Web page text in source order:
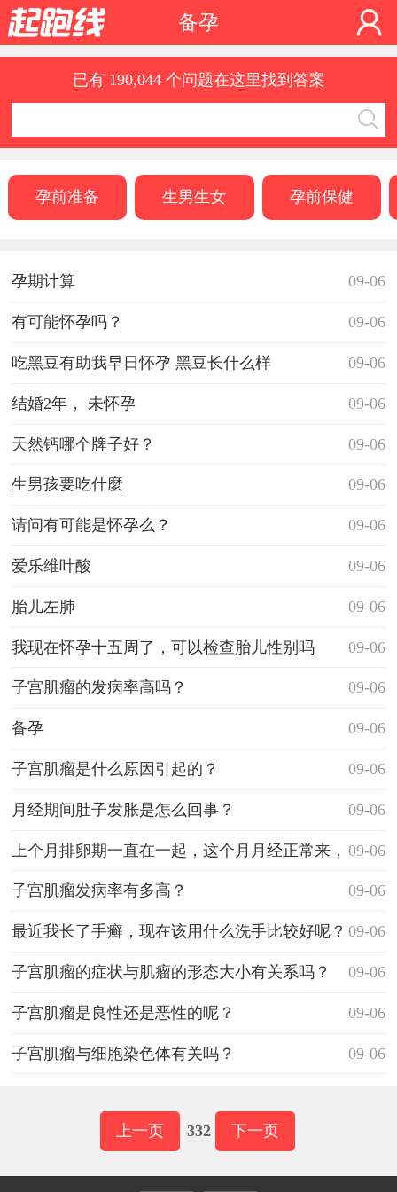
备孕
已有 190,044 个问题在这里找到答案
孕前准备 生男生女 孕前保健
09-06
孕期计算
09-06
有可能怀孕吗？
09-06
吃黑豆有助我早日怀孕 黑豆长什么样
09-06
结婚2年， 未怀孕
09-06
天然钙哪个牌子好？
09-06
生男孩要吃什麼
09-06
请问有可能是怀孕么？
09-06
爱乐维叶酸
09-06
胎儿左肺
09-06
我现在怀孕十五周了，可以检查胎儿性别吗
09-06
子宫肌瘤的发病率高吗？
09-06
备孕
09-06
子宫肌瘤是什么原因引起的？
09-06
月经期间肚子发胀是怎么回事？
09-06
上个月排卵期一直在一起，这个月月经正常来，
会不会怀孕 09-06
子宫肌瘤发病率有多高？
09-06
最近我长了手癣，现在该用什么洗手比较好呢？
09-06
子宫肌瘤的症状与肌瘤的形态大小有关系吗？
09-06
子宫肌瘤是良性还是恶性的呢？
09-06
子宫肌瘤与细胞染色体有关吗？
上一页 332 下一页